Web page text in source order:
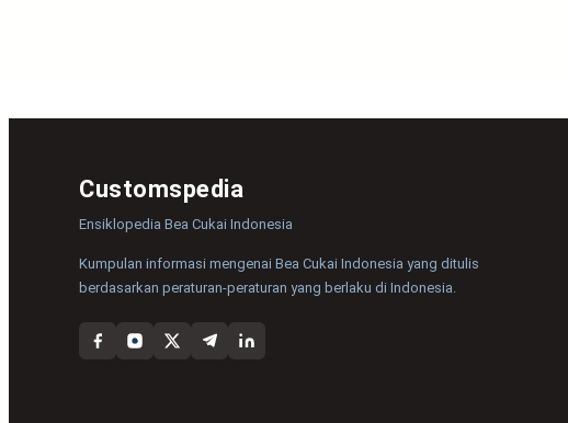
Customspedia
Ensiklopedia Bea Cukai Indonesia
Kumpulan informasi mengenai Bea Cukai Indonesia yang ditulis
berdasarkan peraturan-peraturan yang berlaku di Indonesia.